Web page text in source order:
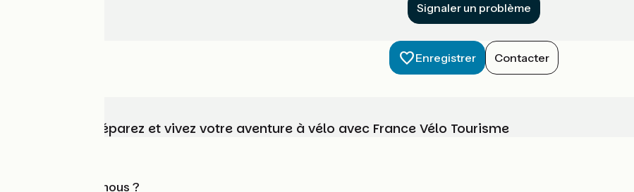
Signaler un problème
Enregistrer Contacter
Choisissez, préparez et vivez votre aventure à vélo avec France Vélo Tourisme
Qui sommes-nous ?